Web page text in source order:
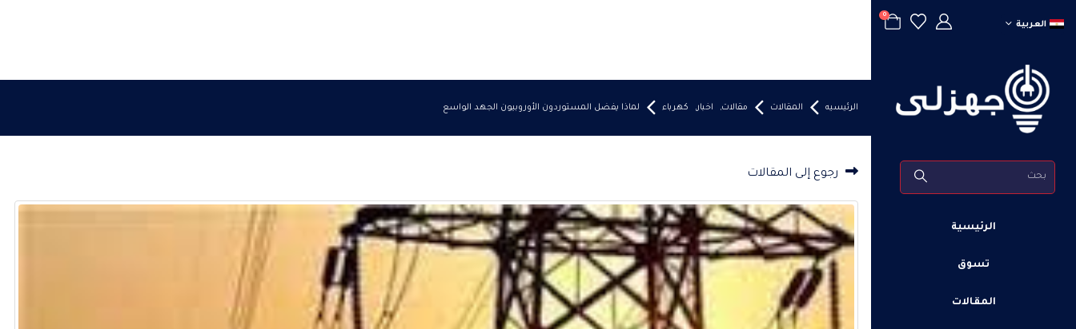
العربية
0
الرئيسية
تسوق
المقالات
الرئيسيه المقالات مقالات, اخبار, كهرباء لماذا يفضل المستوردون الأوروبيون الجهد الواسع
رجوع إلى المقالات